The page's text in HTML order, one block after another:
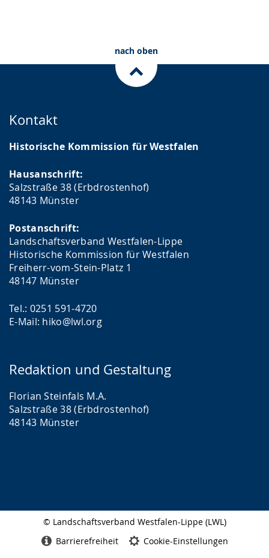
nach oben
Kontakt
Historische Kommission für Westfalen
Hausanschrift:
Salzstraße 38 (Erbdrostenhof)
48143 Münster
Postanschrift:
Landschaftsverband Westfalen-Lippe
Historische Kommission für Westfalen
Freiherr-vom-Stein-Platz 1
48147 Münster
Tel.: 0251 591-4720
E-Mail: hiko@lwl.org
Redaktion und Gestaltung
Florian Steinfals M.A.
Salzstraße 38 (Erbdrostenhof)
48143 Münster
© Landschaftsverband Westfalen-Lippe (LWL)
Barrierefreiheit Cookie-Einstellungen